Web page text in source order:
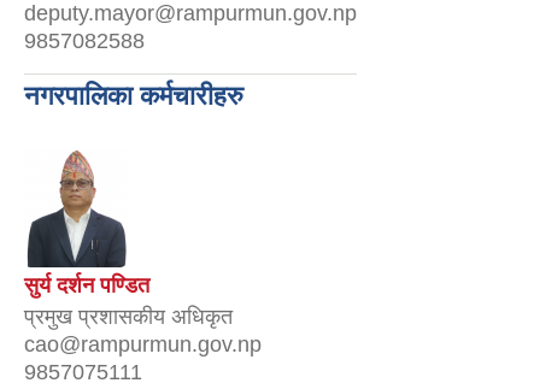
deputy.mayor@rampurmun.gov.np
9857082588
नगरपालिका कर्मचारीहरु
सुर्य दर्शन पण्डित
प्रमुख प्रशासकीय अधिकृत
cao@rampurmun.gov.np
9857075111